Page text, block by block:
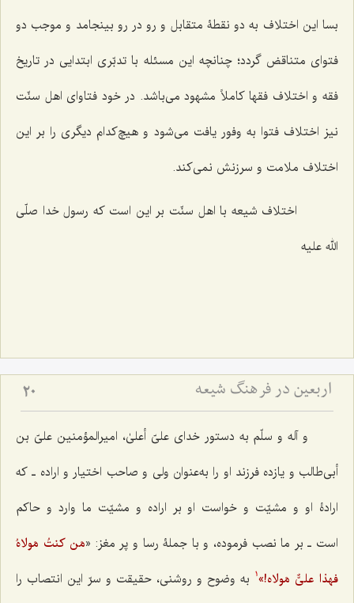
بسا این اختلاف به دو نقطۀ متقابل و رو در رو بینجامد و موجب دو
فتوای متناقض گردد؛ چنانچه این مسئله با تدبّری ابتدایی در تاریخ
فقه و اختلاف فقها کاملاً مشهود می‌باشد. در خود فتاوای اهل سنّت
نیز اختلاف فتوا به وفور یافت می‌شود و هیچ‌کدام دیگری را بر این
اختلاف ملامت و سرزنش نمی‌کند.
اختلاف شیعه با اهل سنّت بر این است که رسول خدا صلّی
الله علیه
اربعین در فرهنگ شیعه 20
و آله و سلّم به دستور خدای علیّ أعلیٰ، امیرالمؤمنین علیّ بن
أبی‌طالب و یازده فرزند او را به‌عنوان ولی و صاحب اختیار و اراده ـ که
ارادۀ‌ او و مشیّت و خواست او بر اراده و مشیّت ما وارد و حاکم
است ـ بر ما نصب فرموده، و با جملۀ رسا و پر مغز: «مَن کنتُ مَولاهُ
فهذا علیٌّ مَولاه!»
1
به وضوح و روشنی، حقیقت و سرّ این انتصاب را